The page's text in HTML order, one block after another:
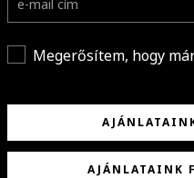
Megerősítem, hogy
AJÁNLATAINK